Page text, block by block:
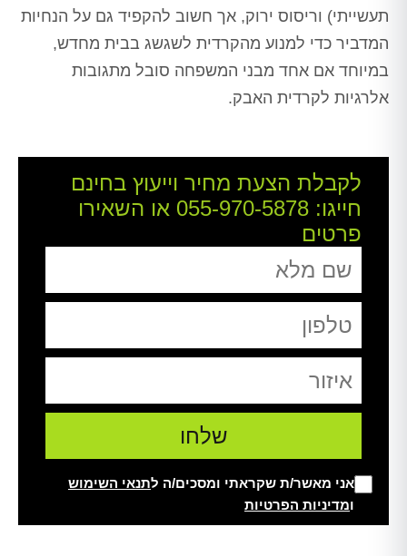
תעשייתי) וריסוס ירוק, אך חשוב להקפיד גם על הנחיות
המדביר כדי למנוע מהקרדית לשגשג בבית מחדש,
במיוחד אם אחד מבני המשפחה סובל מתגובות
אלרגיות לקרדית האבק.
לקבלת הצעת מחיר וייעוץ בחינם
חייגו: 055-970-5878 או השאירו
פרטים
אני מאשר/ת שקראתי ומסכים/ה לתנאי השימוש
ומדיניות הפרטיות